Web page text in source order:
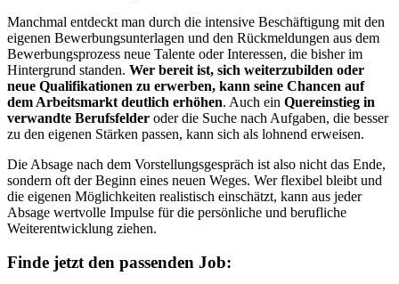
Manchmal entdeckt man durch die intensive Beschäftigung mit den
eigenen Bewerbungsunterlagen und den Rückmeldungen aus dem
Bewerbungsprozess neue Talente oder Interessen, die bisher im
Hintergrund standen. Wer bereit ist, sich weiterzubilden oder
neue Qualifikationen zu erwerben, kann seine Chancen auf
dem Arbeitsmarkt deutlich erhöhen. Auch ein Quereinstieg in
verwandte Berufsfelder oder die Suche nach Aufgaben, die besser
zu den eigenen Stärken passen, kann sich als lohnend erweisen.
Die Absage nach dem Vorstellungsgespräch ist also nicht das Ende,
sondern oft der Beginn eines neuen Weges. Wer flexibel bleibt und
die eigenen Möglichkeiten realistisch einschätzt, kann aus jeder
Absage wertvolle Impulse für die persönliche und berufliche
Weiterentwicklung ziehen.
Finde jetzt den passenden Job: